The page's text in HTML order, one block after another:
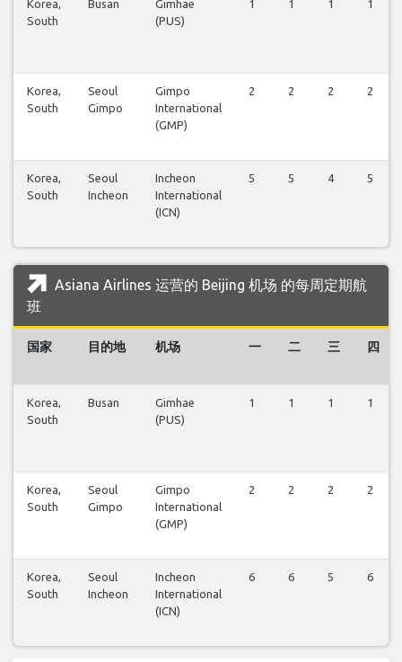
Korea,
South
Busan
Gimhae
(PUS)
1 1 1 1
Korea,
South
Seoul
Gimpo
Gimpo
International
(GMP)
2 2 2 2
Korea,
South
Seoul
Incheon
Incheon
International
(ICN)
5 5 4 5
Asiana Airlines 运营的 Beijing 机场 的每周定期航
班
国家 目的地 机场 一 二 三 四
Korea,
South
Busan
Gimhae
(PUS)
1 1 1 1
Korea,
South
Seoul
Gimpo
Gimpo
International
(GMP)
2 2 2 2
Korea,
South
Seoul
Incheon
Incheon
International
(ICN)
6 6 5 6